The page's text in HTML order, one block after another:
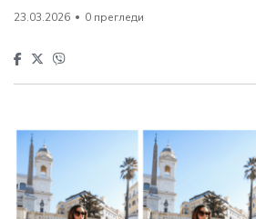
23.03.2026 0 прегледи